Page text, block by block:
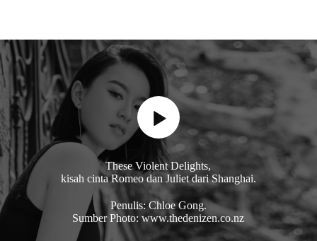
These Violent Delights,
kisah cinta Romeo dan Juliet dari Shanghai.
Penulis: Chloe Gong.
Sumber Photo: www.thedenizen.co.nz